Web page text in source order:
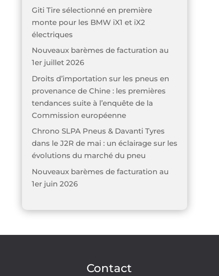
Giti Tire sélectionné en première
monte pour les BMW iX1 et iX2
électriques
Nouveaux barèmes de facturation au
1er juillet 2026
Droits d’importation sur les pneus en
provenance de Chine : les premières
tendances suite à l’enquête de la
Commission européenne
Chrono SLPA Pneus & Davanti Tyres
dans le J2R de mai : un éclairage sur les
évolutions du marché du pneu
Nouveaux barèmes de facturation au
1er juin 2026
Contact